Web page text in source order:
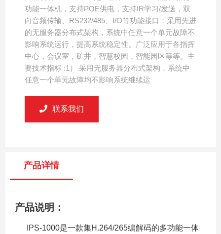
功能一体机，支持POE供电，支持IR学习/发送，双
向音频传输、RS232/485、I/O等功能接口；采用先进
的无服务器分布式架构，系统中任意一个单元故障不
影响系统运行，提高系统稳定性。广泛应用于各指挥
中心，会议室，矿井，智慧校园，智能园区等等。主
要技术指标 :1） 采用无服务器分布式架构，系统中
任意一个单元故障均不影响系统继续运
联系我们
产品详情
产品说明：
IPS-1000是一款集H.264/265编解码的多功能一体